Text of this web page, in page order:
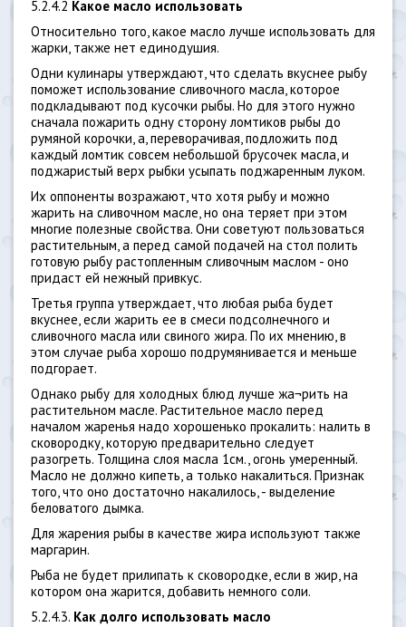
5.2.4.2 Какое масло использовать
Относительно того, какое масло лучше использовать для
жарки, также нет единодушия.
Одни кулинары утверждают, что сделать вкуснее рыбу
поможет использование сливочного масла, которое
подкладывают под кусочки рыбы. Но для этого нужно
сначала пожарить одну сторону ломтиков рыбы до
румяной корочки, а, переворачивая, подложить под
каждый ломтик совсем небольшой брусочек масла, и
поджаристый верх рыбки усыпать поджаренным луком.
Их оппоненты возражают, что хотя рыбу и можно
жарить на сливочном масле, но она теряет при этом
многие полезные свойства. Они советуют пользоваться
растительным, а перед самой подачей на стол полить
готовую рыбу растопленным сливочным маслом - оно
придаст ей нежный привкус.
Третья группа утверждает, что любая рыба будет
вкуснее, если жарить ее в смеси подсолнечного и
сливочного масла или свиного жира. По их мнению, в
этом случае рыба хорошо подрумянивается и меньше
подгорает.
Однако рыбу для холодных блюд лучше жа¬рить на
растительном масле. Растительное масло перед
началом жаренья надо хорошенько прокалить: налить в
сковородку, которую предварительно следует
разогреть. Толщина слоя масла 1см., огонь умеренный.
Масло не должно кипеть, а только накалиться. Признак
того, что оно достаточно накалилось, - выделение
беловатого дымка.
Для жарения рыбы в качестве жира используют также
маргарин.
Рыба не будет прилипать к сковородке, если в жир, на
котором она жарится, добавить немного соли.
5.2.4.3. Как долго использовать масло